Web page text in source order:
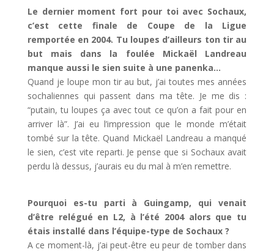
Le dernier moment fort pour toi avec Sochaux,
c’est cette finale de Coupe de la Ligue
remportée en 2004. Tu loupes d’ailleurs ton tir au
but mais dans la foulée Mickaël Landreau
manque aussi le sien suite à une panenka…
Quand je loupe mon tir au but, j’ai toutes mes années
sochaliennes qui passent dans ma tête. Je me dis :
“putain, tu loupes ça avec tout ce qu’on a fait pour en
arriver là”. J’ai eu l’impression que le monde m’était
tombé sur la tête. Quand Mickaël Landreau a manqué
le sien, c’est vite reparti. Je pense que si Sochaux avait
perdu là dessus, j’aurais eu du mal à m’en remettre.
Pourquoi es-tu parti à Guingamp, qui venait
d’être relégué en L2, à l’été 2004 alors que tu
étais installé dans l’équipe-type de Sochaux ?
A ce moment-là, j’ai peut-être eu peur de tomber dans